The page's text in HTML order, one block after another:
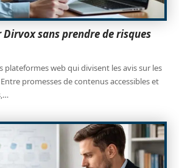
sans prendre de risques
plateformes web qui divisent les avis sur les
promesses de contenus accessibles et
…